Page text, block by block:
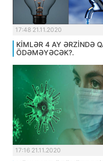
17:48 21.11.2020
KİMLƏR 4 AY ƏRZİNDƏ
ÖDƏMƏYƏCƏK?.
17:16 21.11.2020